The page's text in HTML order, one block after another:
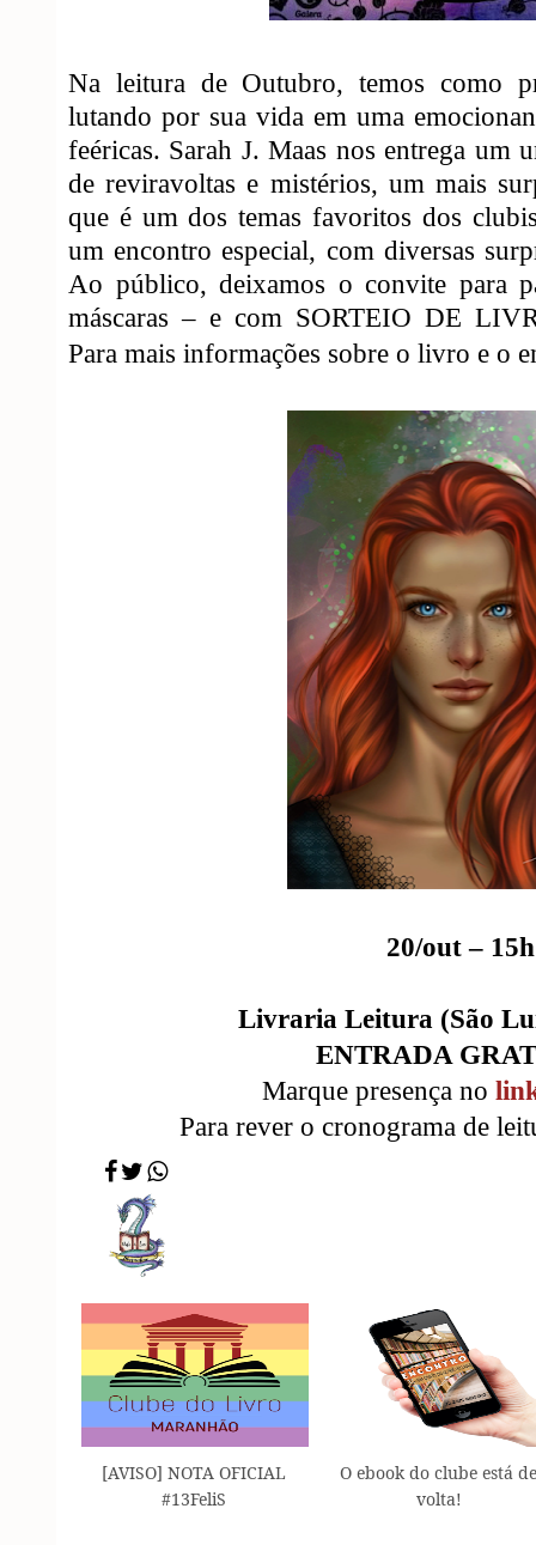
Na leitura de Outubro, temos como
lutando por sua vida em uma
feéricas. Sarah J. Maas nos entrega um
de reviravoltas e mistérios, um mais
que é um dos temas favoritos dos
um encontro especial, com diversas
Ao público, deixamos o convite para
máscaras – e com SORTEIO DE
Para mais informações sobre o livro e o
20/out – 15h
Livraria Leitura (São
ENTRADA
Marque presença no
Para rever o cronograma de
[AVISO] NOTA OFICIAL
#13FeliS
O ebook do clube está
volta!